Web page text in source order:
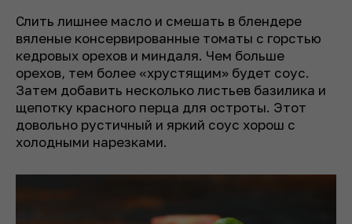
Слить лишнее масло и смешать в блендере
вяленые консервированные томаты с горстью
кедровых орехов и миндаля. Чем больше
орехов, тем более «хрустящим» будет соус.
Затем добавить несколько листьев базилика и
щепотку красного перца для остроты. Этот
довольно рустичный и яркий соус хорош с
холодными нарезками.